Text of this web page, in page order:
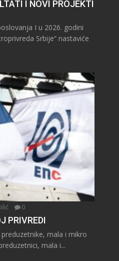
I NOVI PROJEKTI
I u 2026. godini
Srbije“ nastaviće
0
PRIVREDI
mala i mikro
mala i...